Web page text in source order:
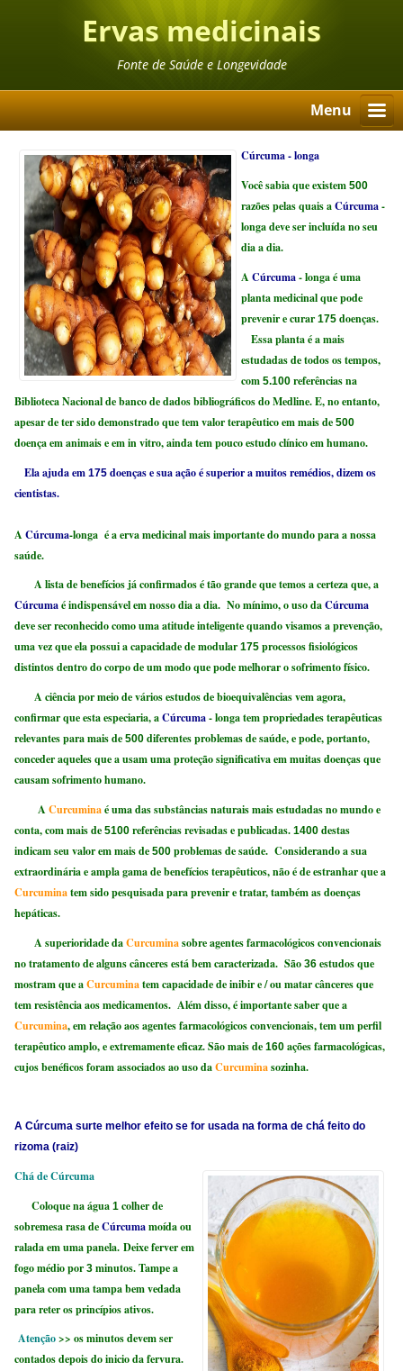
Ervas medicinais
Fonte de Saúde e Longevidade
Menu
Cúrcuma - longa
Você sabia que existem 500
razões pelas quais aCúrcuma-
longa deve ser incluída no seu
dia a dia.
ACúrcuma- longa é uma
planta medicinal que pode
prevenir e curar175doenças.
Essa planta é a mais
estudadas de todos os tempos,
com5.100 referências na
Biblioteca Nacional de banco de dados bibliográficos do Medline. E, no entanto,
apesar de ter sido demonstrado que tem valor terapêutico em mais de500
doença em animais e em in vitro, ainda tem pouco estudo clínico em humano.
Ela ajuda em175 doenças e sua ação é superior a muitos remédios, dizem os
cientistas.
ACúrcuma-longa é a erva medicinal mais importante do mundo para a nossa
saúde.
A lista de benefícios já confirmados é tão grande que temos a certeza que, a
Cúrcumaé indispensável em nosso dia a dia. No mínimo, o uso daCúrcuma
deve ser reconhecido como uma atitude inteligente quando visamos a prevenção,
uma vez que ela possui a capacidade de modular 175processos fisiológicos
distintos dentro do corpo de um modo que pode melhorar o sofrimento físico.
A ciência por meio de vários estudos de bioequivalências vem agora,
confirmar que esta especiaria, aCúrcuma- longa tem propriedades terapêuticas
relevantes para mais de500diferentes problemas de saúde, e pode, portanto,
conceder aqueles que a usam uma proteção significativa em muitas doenças que
causam sofrimento humano.
ACurcuminaé uma das substâncias naturais mais estudadas no mundo e
conta, com mais de5100 referências revisadas e publicadas.1400 destas
indicam seu valor em mais de 500problemas de saúde. Considerando a sua
extraordinária e ampla gama de benefícios terapêuticos, não é de estranhar que a
Curcuminatem sido pesquisada para prevenir e tratar, também as doenças
hepáticas.
A superioridade daCurcuminasobre agentes farmacológicos convencionais
no tratamento de alguns cânceres está bem caracterizada. São36estudos que
mostram que aCurcuminatem capacidade de inibir e / ou matar cânceres que
tem resistência aos medicamentos. Além disso, é importante saber que a
Curcumina, em relação aos agentes farmacológicos convencionais, tem um perfil
terapêutico amplo, e extremamente eficaz. São mais de160ações farmacológicas,
cujos benéficos foram associados ao uso daCurcuminasozinha.
A Cúrcuma surte melhor efeito se for usada na forma de chá feito do
rizoma (raiz)
Chá de Cúrcuma
Coloque na água1colher de
sobremesa rasa deCúrcumamoída ou
ralada em uma panela. Deixe ferver em
fogo médio por3 minutos. Tampe a
panela com uma tampa bem vedada
para reter os princípios ativos.
Atenção>>os minutos devem ser
contados depois do inicio da fervura.